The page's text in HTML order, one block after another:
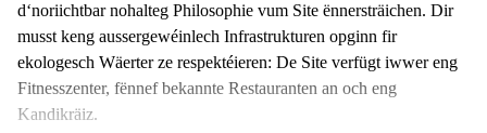
d‘noriichtbar nohalteg Philosophie vum Site ënnersträichen. Dir
musst keng aussergewéinlech Infrastrukturen opginn fir
ekologesch Wäerter ze respektéieren: De Site verfügt iwwer eng
Fitnesszenter, fënnef bekannte Restauranten an och eng
Kandikräiz.